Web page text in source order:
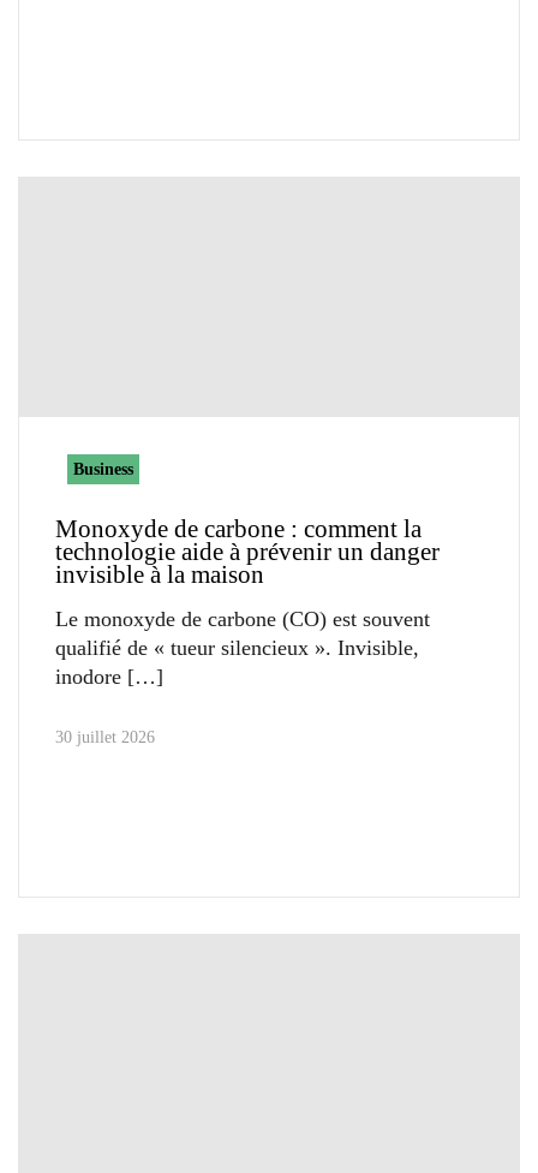
Business
Monoxyde de carbone : comment la
technologie aide à prévenir un danger
invisible à la maison
Le monoxyde de carbone (CO) est souvent
qualifié de « tueur silencieux ». Invisible,
inodore
30 juillet 2026